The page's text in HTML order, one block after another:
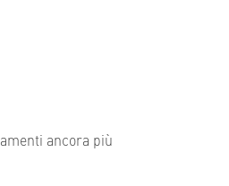
ancora più